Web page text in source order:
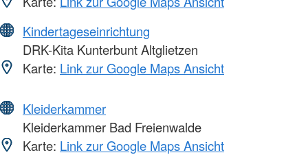
Kindertageseinrichtung
DRK-Kita Kunterbunt Altglietzen
Karte: Link zur Google Maps Ansicht
Kleiderkammer
Kleiderkammer Bad Freienwalde
Karte: Link zur Google Maps Ansicht